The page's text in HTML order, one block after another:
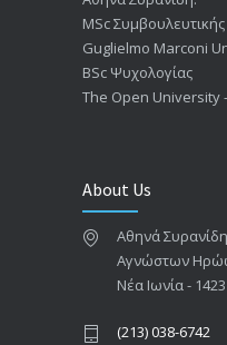
ΜSc
Guglielmo Marconi
BSc Ψυχολογίας
The Open University
About Us
Αθηνά
Αγνώστων
Νέα Ιωνία -
(213) 038-6742